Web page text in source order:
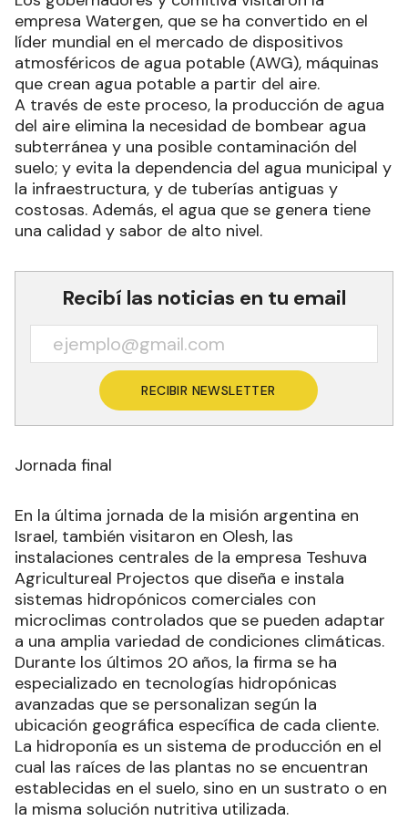
empresa Watergen, que se ha convertido en el
líder mundial en el mercado de dispositivos
atmosféricos de agua potable (AWG), máquinas
que crean agua potable a partir del aire.
A través de este proceso, la producción de agua
del aire elimina la necesidad de bombear agua
subterránea y una posible contaminación del
suelo; y evita la dependencia del agua municipal y
la infraestructura, y de tuberías antiguas y
costosas. Además, el agua que se genera tiene
una calidad y sabor de alto nivel.
Recibí las noticias en tu email
RECIBIR NEWSLETTER
Jornada final
En la última jornada de la misión argentina en
Israel, también visitaron en Olesh, las
instalaciones centrales de la empresa Teshuva
Agricultureal Projectos que diseña e instala
sistemas hidropónicos comerciales con
microclimas controlados que se pueden adaptar
a una amplia variedad de condiciones climáticas.
Durante los últimos 20 años, la firma se ha
especializado en tecnologías hidropónicas
avanzadas que se personalizan según la
ubicación geográfica específica de cada cliente.
La hidroponía es un sistema de producción en el
cual las raíces de las plantas no se encuentran
establecidas en el suelo, sino en un sustrato o en
la misma solución nutritiva utilizada.